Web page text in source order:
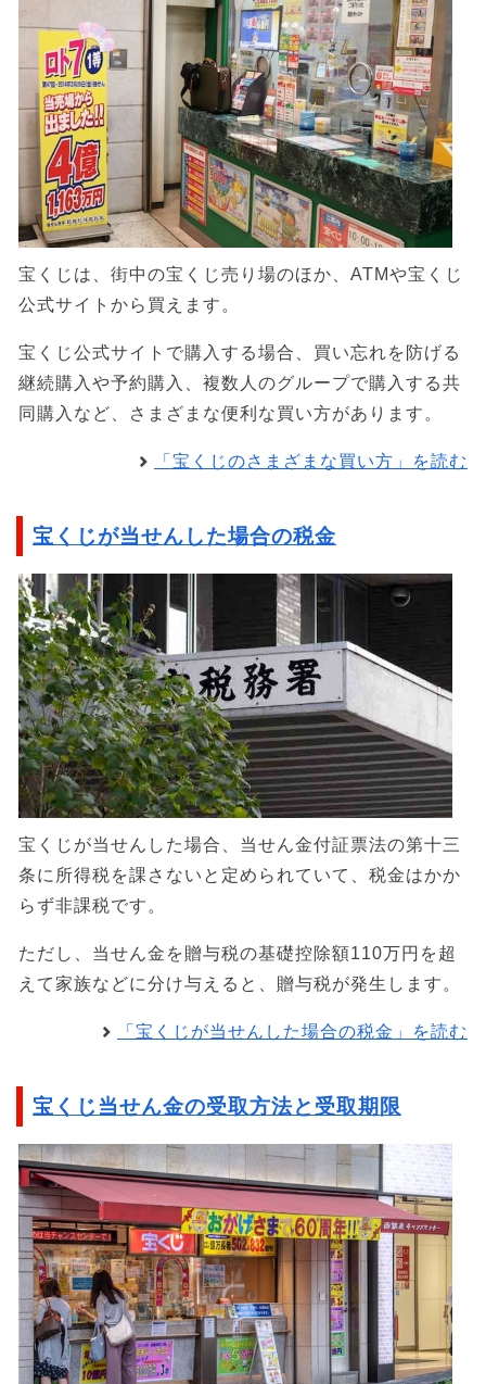
宝くじは、街中の宝くじ売り場のほか、ATMや宝くじ
公式サイトから買えます。
宝くじ公式サイトで購入する場合、買い忘れを防げる
継続購入や予約購入、複数人のグループで購入する共
同購入など、さまざまな便利な買い方があります。
「宝くじのさまざまな買い方」を読む
宝くじが当せんした場合の税金
宝くじが当せんした場合、当せん金付証票法の第十三
条に所得税を課さないと定められていて、税金はかか
らず非課税です。
ただし、当せん金を贈与税の基礎控除額110万円を超
えて家族などに分け与えると、贈与税が発生します。
「宝くじが当せんした場合の税金」を読む
宝くじ当せん金の受取方法と受取期限